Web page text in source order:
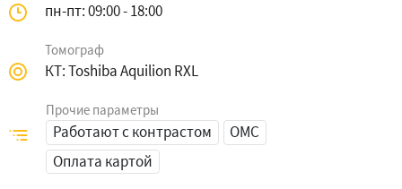
пн-пт: 09:00 - 18:00
Томограф
КТ: Toshiba Aquilion RXL
Прочие параметры
Работают с контрастом
ОМС
Оплата картой